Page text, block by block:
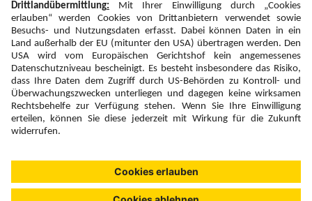
Newsletter:
Anmelden
Fairness und
Unsere Inhalte: Standards und
Meldung
Copyright © 2026 DERTOUR Austria GmbH